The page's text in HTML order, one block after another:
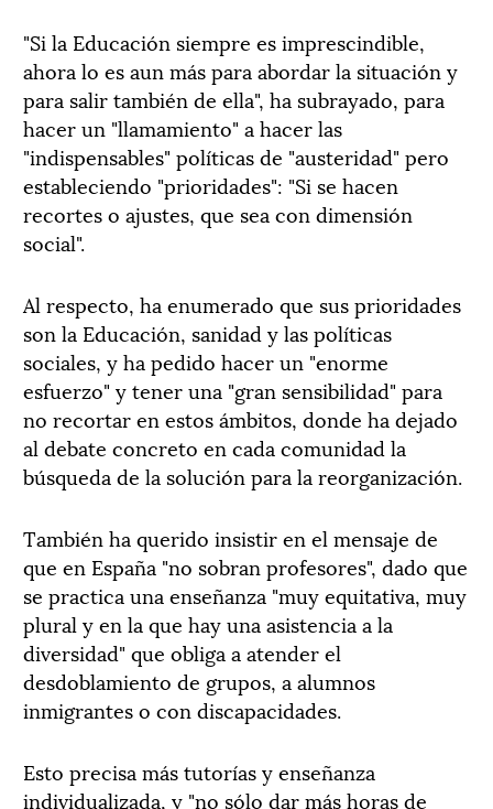
"Si la Educación siempre es imprescindible,
ahora lo es aun más para abordar la situación y
para salir también de ella", ha subrayado, para
hacer un "llamamiento" a hacer las
"indispensables" políticas de "austeridad" pero
estableciendo "prioridades": "Si se hacen
recortes o ajustes, que sea con dimensión
social".
Al respecto, ha enumerado que sus prioridades
son la Educación, sanidad y las políticas
sociales, y ha pedido hacer un "enorme
esfuerzo" y tener una "gran sensibilidad" para
no recortar en estos ámbitos, donde ha dejado
al debate concreto en cada comunidad la
búsqueda de la solución para la reorganización.
También ha querido insistir en el mensaje de
que en España "no sobran profesores", dado que
se practica una enseñanza "muy equitativa, muy
plural y en la que hay una asistencia a la
diversidad" que obliga a atender el
desdoblamiento de grupos, a alumnos
inmigrantes o con discapacidades.
Esto precisa más tutorías y enseñanza
individualizada, y "no sólo dar más horas de